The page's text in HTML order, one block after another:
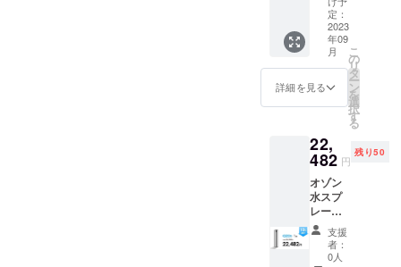
性もご
ざいま
す。ご
了承く
ださ
い。 ※
材の供
給状
造工程
の都合
当によ
り出荷
時期が
遅れる
により
量産効
率が向
上した
場合、
正規販
格より
下がる
可能性
もござ
いま
す。 ※
デザイ
ン・仕
様は変
格：
24980
円（税
込） ・
割引率
は税込
予定販
売価格
0円）に
対する
もので
す。 ・
価格は
消費税
込・送
料込で
す。 ※
定：
2023
年09
月
詳細を見る
こ
の
リ
タ
ー
ン
を
選
択
す
る
22,
482 円
残り50
オゾン
水スプ
レー
（OZO3
）×1点
・一般
支援
者：
0人